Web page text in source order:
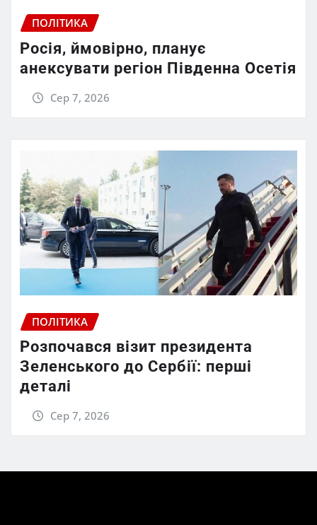
ПОЛІТИКА
Росія, ймовірно, планує
анексувати регіон Південна Осетія
Сер 7, 2026
ПОЛІТИКА
Розпочався візит президента
Зеленського до Сербії: перші
деталі
Сер 7, 2026